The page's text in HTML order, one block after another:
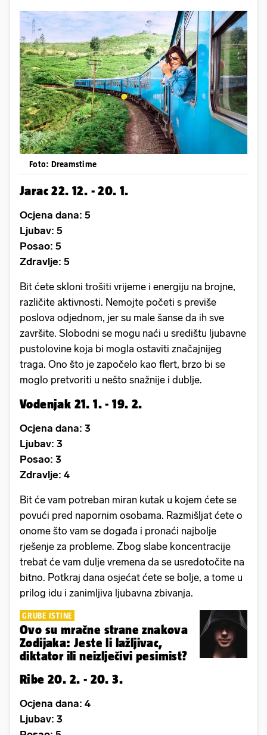
Foto: Dreamstime
Jarac 22. 12. - 20. 1.
Ocjena dana: 5
Ljubav: 5
Posao: 5
Zdravlje: 5
Bit ćete skloni trošiti vrijeme i energiju na brojne,
različite aktivnosti. Nemojte početi s previše
poslova odjednom, jer su male šanse da ih sve
završite. Slobodni se mogu naći u središtu ljubavne
pustolovine koja bi mogla ostaviti značajnijeg
traga. Ono što je započelo kao flert, brzo bi se
moglo pretvoriti u nešto snažnije i dublje.
Vodenjak 21. 1. - 19. 2.
Ocjena dana: 3
Ljubav: 3
Posao: 3
Zdravlje: 4
Bit će vam potreban miran kutak u kojem ćete se
povući pred napornim osobama. Razmišljat ćete o
onome što vam se događa i pronaći najbolje
rješenje za probleme. Zbog slabe koncentracije
trebat će vam dulje vremena da se usredotočite na
bitno. Potkraj dana osjećat ćete se bolje, a tome u
prilog idu i zanimljiva ljubavna zbivanja.
GRUBE ISTINE
Ovo su mračne strane znakova
Zodijaka: Jeste li lažljivac,
diktator ili neizlječivi pesimist?
Ribe 20. 2. - 20. 3.
Ocjena dana: 4
Ljubav: 3